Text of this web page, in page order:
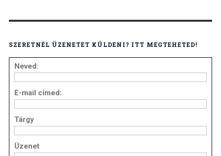
SZERETNÉL ÜZENETET KÜLDENI? ITT MEGTEHETED!
Neved:
E-mail címed:
Tárgy
Üzenet